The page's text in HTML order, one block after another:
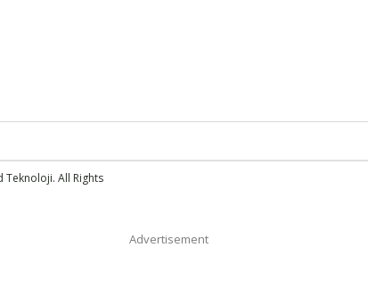
All Rights
Advertisement